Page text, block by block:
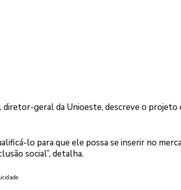
geral da Unioeste, descreve o projeto
lo para que ele possa se inserir no
social”, detalha.